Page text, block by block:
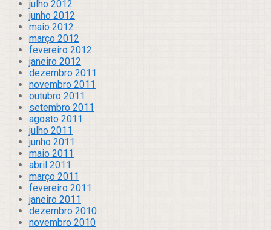
julho 2012
junho 2012
maio 2012
março 2012
fevereiro 2012
janeiro 2012
dezembro 2011
novembro 2011
outubro 2011
setembro 2011
agosto 2011
julho 2011
junho 2011
maio 2011
abril 2011
março 2011
fevereiro 2011
janeiro 2011
dezembro 2010
novembro 2010